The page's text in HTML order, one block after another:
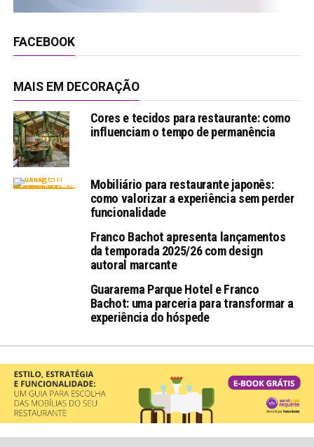
FACEBOOK
MAIS EM DECORAÇÃO
Cores e tecidos para restaurante: como
influenciam o tempo de permanência
Mobiliário para restaurante japonês:
como valorizar a experiência sem perder
funcionalidade
Franco Bachot apresenta lançamentos
da temporada 2025/26 com design
autoral marcante
Guararema Parque Hotel e Franco
Bachot: uma parceria para transformar a
experiência do hóspede